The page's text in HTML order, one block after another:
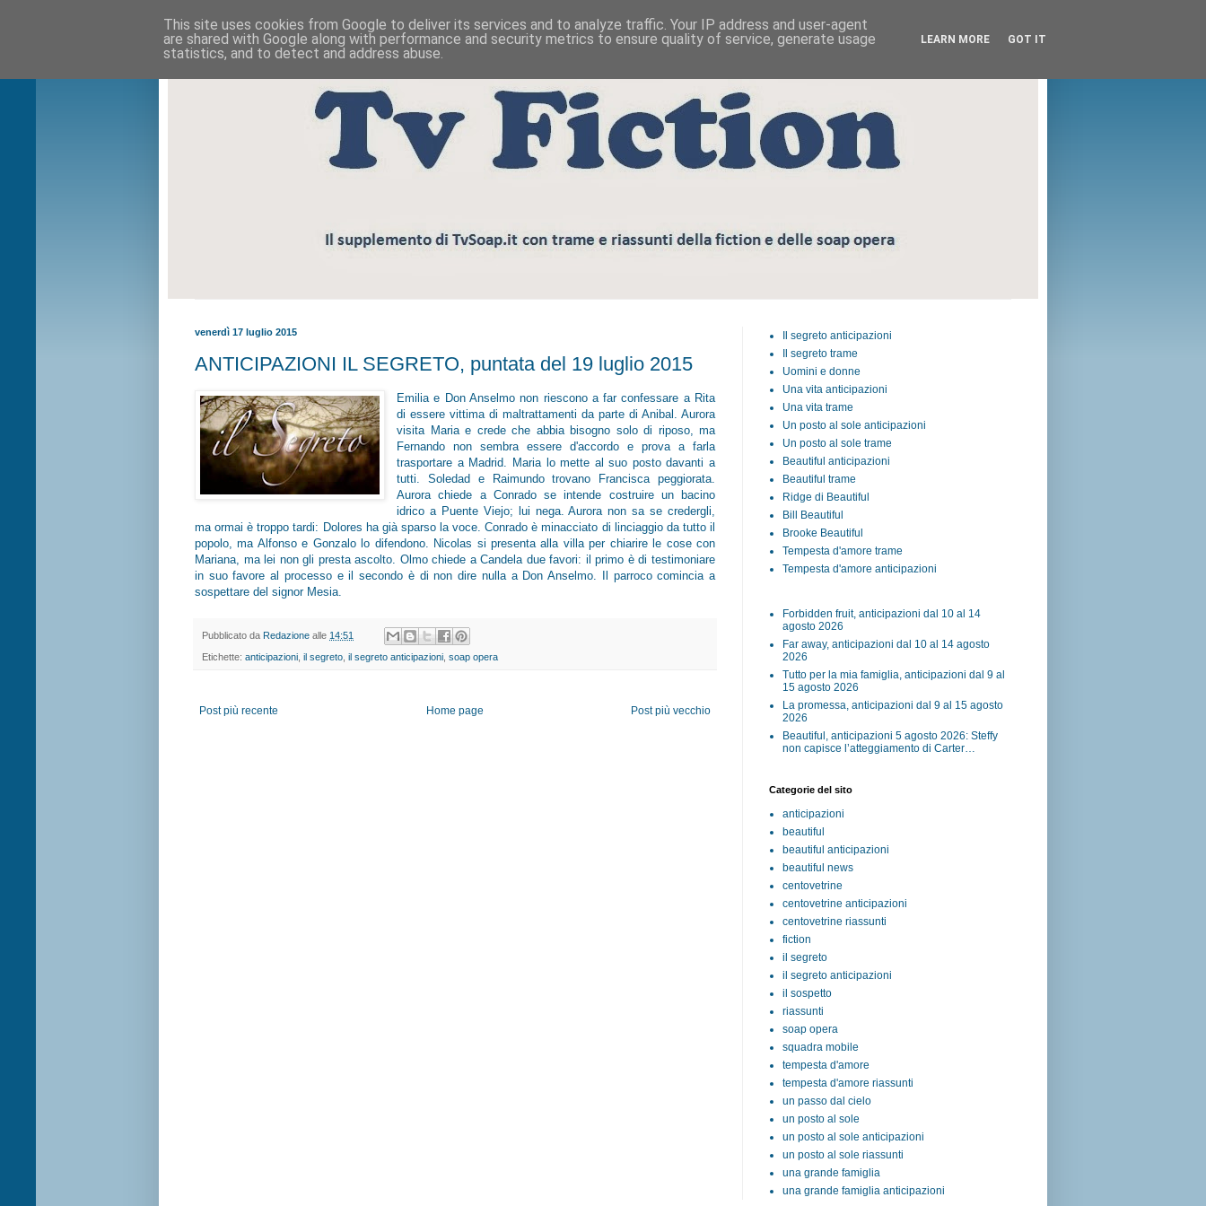
venerdì 17 luglio 2015
ANTICIPAZIONI IL SEGRETO, puntata del 19 luglio 2015
Emilia e Don Anselmo non riescono a far confessare a Rita
di essere vittima di maltrattamenti da parte di Anibal. Aurora
visita Maria e crede che abbia bisogno solo di riposo, ma
Fernando non sembra essere d'accordo e prova a farla
trasportare a Madrid. Maria lo mette al suo posto davanti a
tutti. Soledad e Raimundo trovano Francisca peggiorata.
Aurora chiede a Conrado se intende costruire un bacino
idrico a Puente Viejo; lui nega. Aurora non sa se credergli,
ma ormai è troppo tardi: Dolores ha già sparso la voce. Conrado è minacciato di linciaggio da tutto il
popolo, ma Alfonso e Gonzalo lo difendono. Nicolas si presenta alla villa per chiarire le cose con
Mariana, ma lei non gli presta ascolto. Olmo chiede a Candela due favori: il primo è di testimoniare
in suo favore al processo e il secondo è di non dire nulla a Don Anselmo. Il parroco comincia a
sospettare del signor Mesia.
Pubblicato da Redazione alle 14:51
Etichette: anticipazioni il segreto il segreto anticipazioni soap opera
Post più recente Post più vecchio
Home page
Il segreto anticipazioni
Il segreto trame
Uomini e donne
Una vita anticipazioni
Una vita trame
Un posto al sole anticipazioni
Un posto al sole trame
Beautiful anticipazioni
Beautiful trame
Ridge di Beautiful
Bill Beautiful
Brooke Beautiful
Tempesta d'amore trame
Tempesta d'amore anticipazioni
Forbidden fruit, anticipazioni dal 10 al 14
agosto 2026
Far away, anticipazioni dal 10 al 14 agosto
2026
Tutto per la mia famiglia, anticipazioni dal 9 al
15 agosto 2026
La promessa, anticipazioni dal 9 al 15 agosto
2026
Beautiful, anticipazioni 5 agosto 2026: Steffy
non capisce l’atteggiamento di Carter…
Categorie del sito
anticipazioni
beautiful
beautiful anticipazioni
beautiful news
centovetrine
centovetrine anticipazioni
centovetrine riassunti
fiction
il segreto
il segreto anticipazioni
il sospetto
riassunti
soap opera
squadra mobile
tempesta d'amore
tempesta d'amore riassunti
un passo dal cielo
un posto al sole
un posto al sole anticipazioni
un posto al sole riassunti
una grande famiglia
una grande famiglia anticipazioni
This site uses cookies from Google to deliver its services and to analyze traffic. Your IP address and user-agent
are shared with Google along with performance and security metrics to ensure quality of service, generate usage
statistics, and to detect and address abuse.
LEARN MORE GOT IT